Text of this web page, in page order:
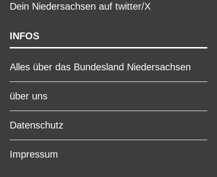
Dein Niedersachsen auf twitter/X
INFOS
Alles über das Bundesland Niedersachsen
über uns
Datenschutz
Impressum